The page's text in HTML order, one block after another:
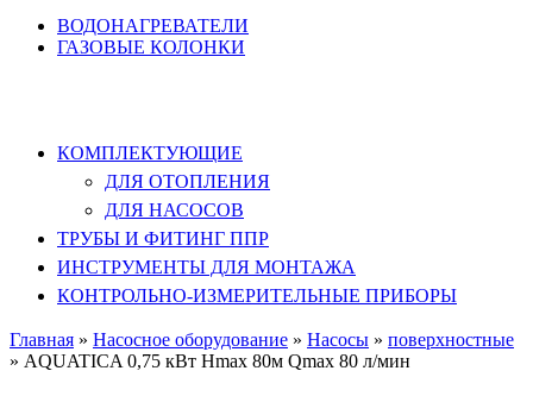
ВОДОНАГРЕВАТЕЛИ
ГАЗОВЫЕ КОЛОНКИ
КОМПЛЕКТУЮЩИЕ
ДЛЯ ОТОПЛЕНИЯ
ДЛЯ НАСОСОВ
ТРУБЫ И ФИТИНГ ППР
ИНСТРУМЕНТЫ ДЛЯ МОНТАЖА
КОНТРОЛЬНО-ИЗМЕРИТЕЛЬНЫЕ ПРИБОРЫ
Главная » Насосное оборудование » Насосы » поверхностные
» AQUATICA 0,75 кВт Hmax 80м Qmax 80 л/мин